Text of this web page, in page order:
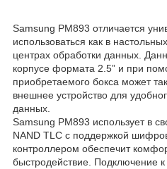
Samsung PM893 отличается
использоваться как в
центрах обработки данных.
корпусе формата 2.5” и при
приобретаемого бокса может
внешнее устройство для
данных.
Samsung PM893 использует в
NAND TLC с поддержкой
контроллером обеспечит
быстродействие. Подключение